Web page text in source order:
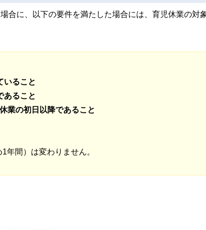
合に、以下の要件を満たした場合には、育児休業の対
いること
あること
業の初日以降であること
年間）は変わりません。